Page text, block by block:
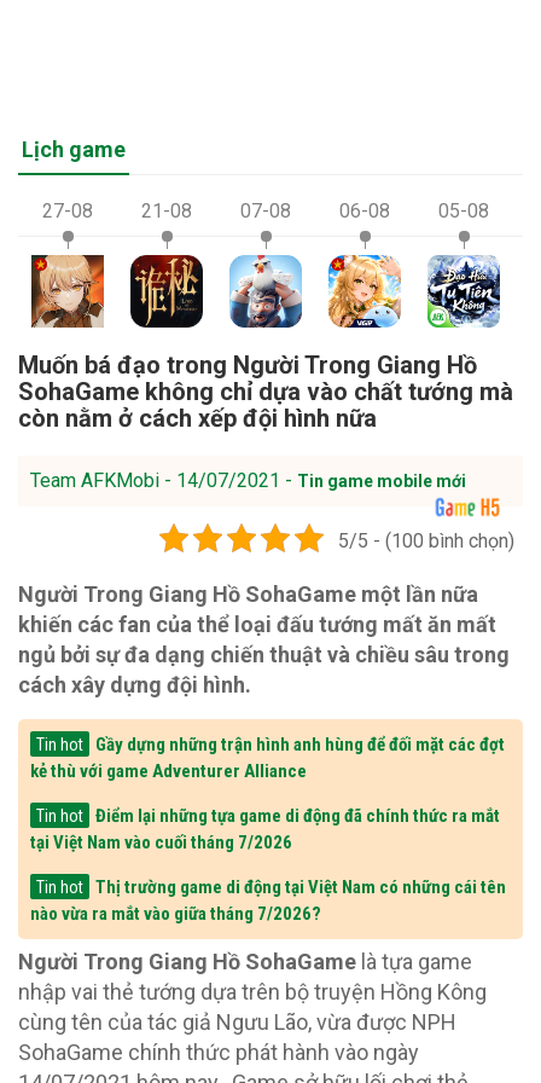
Lịch game
27-08 21-08 07-08 06-08 05-08
Muốn bá đạo trong Người Trong Giang Hồ
SohaGame không chỉ dựa vào chất tướng mà
còn nằm ở cách xếp đội hình nữa
Team AFKMobi - 14/07/2021 - Tin game mobile mới
5/5 - (100 bình chọn)
Người Trong Giang Hồ SohaGame một lần nữa
khiến các fan của thể loại đấu tướng mất ăn mất
ngủ bởi sự đa dạng chiến thuật và chiều sâu trong
cách xây dựng đội hình.
Tin hot
Gầy dựng những trận hình anh hùng để đối mặt các đợt
kẻ thù với game Adventurer Alliance
Tin hot
Điểm lại những tựa game di động đã chính thức ra mắt
tại Việt Nam vào cuối tháng 7/2026
Tin hot
Thị trường game di động tại Việt Nam có những cái tên
nào vừa ra mắt vào giữa tháng 7/2026?
Người Trong Giang Hồ SohaGame là tựa game
nhập vai thẻ tướng dựa trên bộ truyện Hồng Kông
cùng tên của tác giả Ngưu Lão, vừa được NPH
SohaGame chính thức phát hành vào ngày